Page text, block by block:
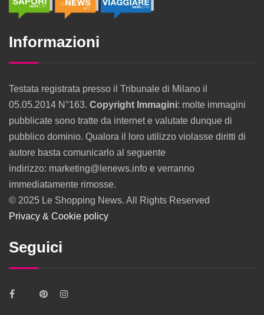
Informazioni
Testata registrata presso il Tribunale di Milano il
05.05.2014 N°163. Copyright Immagini: molte immagini
pubblicate sono tratte da internet e valutate dunque di
pubblico dominio. Qualora il loro utilizzo violasse diritti di
autore basta comunicarlo al seguente
indirizzo: marketing@lenews.info e verranno
immediatamente rimosse.
© 2025 Le Shopping News. All Rights Reserved
Privacy & Cookie policy
Seguici